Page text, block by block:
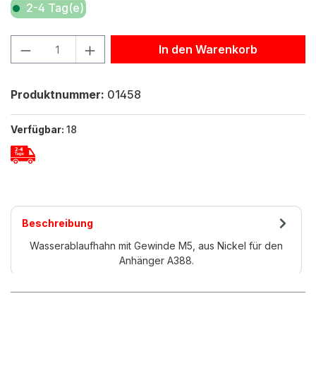
2-4 Tag(e)
Produkt Anzahl: Gib den gewünschten Wert ein oder
In den Warenkorb
Produktnummer: 01458
Verfügbar: 18
Beschreibung
Wasserablaufhahn mit Gewinde M5, aus Nickel für den
Anhänger A388.